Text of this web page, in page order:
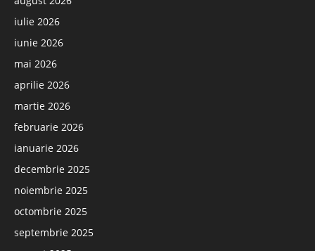
iulie 2026
iunie 2026
mai 2026
aprilie 2026
martie 2026
februarie 2026
ianuarie 2026
decembrie 2025
noiembrie 2025
octombrie 2025
septembrie 2025